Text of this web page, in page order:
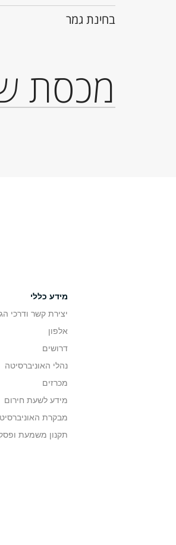
בחינת גמר
מכסת
מידע כללי
יצירת קשר ודרכי
אלפון
דרושים
נהלי האוניברסיטה
מכרזים
מידע לשעת חירום
מבקרת
תקנון משמעת